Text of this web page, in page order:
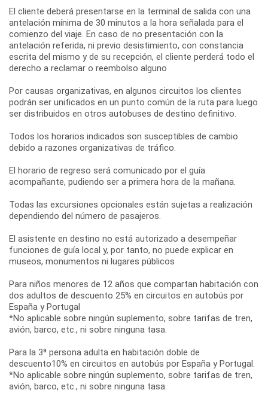
El cliente deberá presentarse en la terminal de salida con una
antelación mínima de 30 minutos a la hora señalada para el
comienzo del viaje. En caso de no presentación con la
antelación referida, ni previo desistimiento, con constancia
escrita del mismo y de su recepción, el cliente perderá todo el
derecho a reclamar o reembolso alguno
Por causas organizativas, en algunos circuitos los clientes
podrán ser unificados en un punto común de la ruta para luego
ser distribuidos en otros autobuses de destino definitivo.
Todos los horarios indicados son susceptibles de cambio
debido a razones organizativas de tráfico.
El horario de regreso será comunicado por el guía
acompañante, pudiendo ser a primera hora de la mañana.
Todas las excursiones opcionales están sujetas a realización
dependiendo del número de pasajeros.
El asistente en destino no está autorizado a desempeñar
funciones de guía local y, por tanto, no puede explicar en
museos, monumentos ni lugares públicos
Para niños menores de 12 años que compartan habitación con
dos adultos de descuento 25% en circuitos en autobús por
España y Portugal
*No aplicable sobre ningún suplemento, sobre tarifas de tren,
avión, barco, etc., ni sobre ninguna tasa.
Para la 3ª persona adulta en habitación doble de
descuento10% en circuitos en autobús por España y Portugal.
*No aplicable sobre ningún suplemento, sobre tarifas de tren,
avión, barco, etc., ni sobre ninguna tasa.